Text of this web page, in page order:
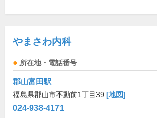
やまさわ内科
所在地・電話番号
郡山富田駅
福島県郡山市不動前1丁目39 [地図]
024-938-4171